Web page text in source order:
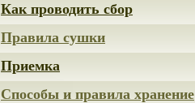
Как проводить сбор
Правила сушки
Приемка
Способы и правила хранение